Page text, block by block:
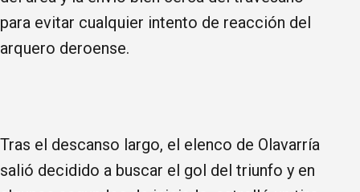
para evitar cualquier intento de reacción del
arquero deroense.
Tras el descanso largo, el elenco de Olavarría
salió decidido a buscar el gol del triunfo y en